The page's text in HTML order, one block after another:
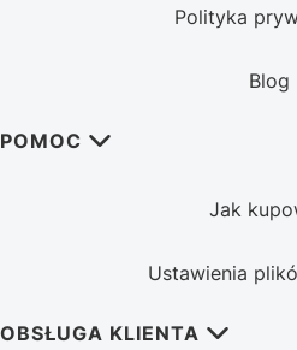
Polityka
Blog
POMOC
Jak
Ustawienia
OBSŁUGA KLIENTA